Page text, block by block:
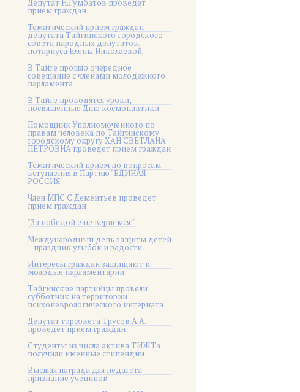
Депутат Н.Гумбатов проведет
прием граждан
Тематический прием граждан
депутата Тайгинского городского
совета народных депутатов,
нотариуса Елены Николаевой
В Тайге прошло очередное
совещание с членами молодежного
парламента
В Тайге проводятся уроки,
посвященные Дню космонавтики
Помощник Уполномоченного по
правам человека по Тайгинскому
городскому округу ХАН СВЕТЛАНА
ПЕТРОВНА проведет прием граждан
Тематический прием по вопросам
вступления в Партию "ЕДИНАЯ
РОССИЯ"
Член МПС С.Дементьев проведет
прием граждан
"За победой еще вернемся!"
Международный день защиты детей
– праздник улыбок и радости
Интересы граждан защищают и
молодые парламентарии
Тайгинские партийцы провели
субботник на территории
психоневрологического интерната
Депутат горсовета Трусов А.А.
проведет прием граждан
Студенты из числа актива ТИЖТа
получили именные стипендии
Высшая награда для педагога –
признание учеников